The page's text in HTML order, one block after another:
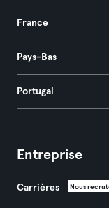
France
Pays-Bas
Portugal
Entreprise
Carrières Nous